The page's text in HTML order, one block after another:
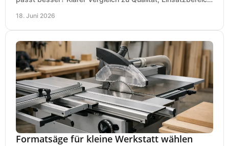
18. Juni 2026
Formatsäge für kleine Werkstatt wählen